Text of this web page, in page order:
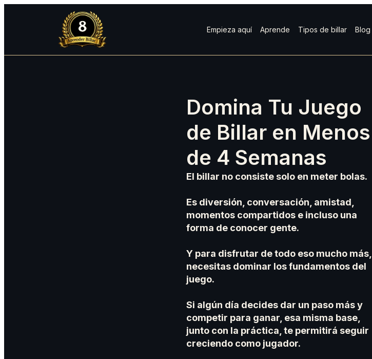
Empieza aquí Aprende Tipos de billar Blog
Domina Tu Juego
de Billar en Menos
de 4 Semanas
El billar no consiste solo en meter bolas.
Es diversión, conversación, amistad,
momentos compartidos e incluso una
forma de conocer gente.
Y para disfrutar de todo eso mucho más,
necesitas dominar los fundamentos del
juego.
Si algún día decides dar un paso más y
competir para ganar, esa misma base,
junto con la práctica, te permitirá seguir
creciendo como jugador.